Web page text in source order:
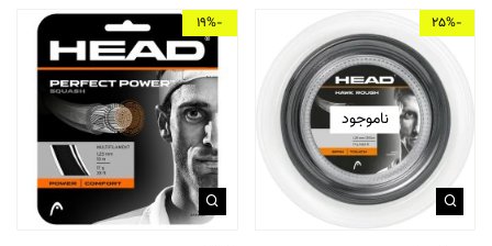
-25%
ناموجود
-19%